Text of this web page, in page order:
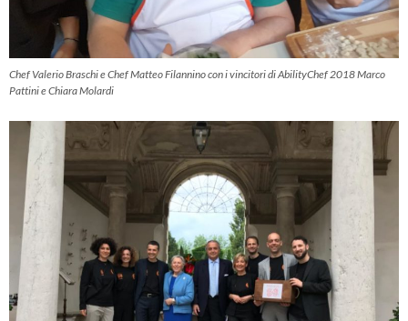
Chef Valerio Braschi e Chef Matteo Filannino con i vincitori di AbilityChef 2018 Marco
Pattini e Chiara Molardi